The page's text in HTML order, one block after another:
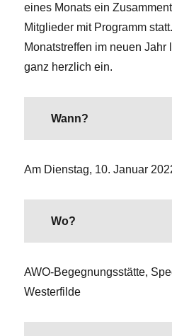
eines Monats ein
Mitglieder mit Programm
Monatstreffen im neuen Jahr
ganz herzlich ein.
Wann?
Am Dienstag, 10. Januar
Wo?
AWO-Begegnungsstätte,
Westerfilde